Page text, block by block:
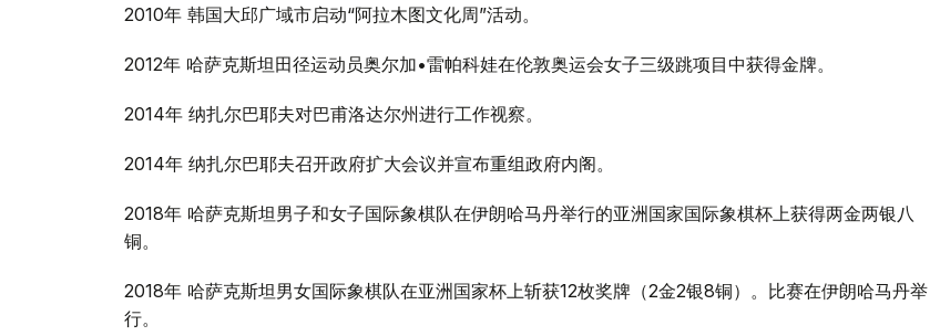
2010年 韩国大邱广域市启动“阿拉木图文化周”活动。
2012年 哈萨克斯坦田径运动员奥尔加•雷帕科娃在伦敦奥运会女子三级跳项目中获得金牌。
2014年 纳扎尔巴耶夫对巴甫洛达尔州进行工作视察。
2014年 纳扎尔巴耶夫召开政府扩大会议并宣布重组政府内阁。
2018年 哈萨克斯坦男子和女子国际象棋队在伊朗哈马丹举行的亚洲国家国际象棋杯上获得两金两银八
铜。
2018年 哈萨克斯坦男女国际象棋队在亚洲国家杯上斩获12枚奖牌（2金2银8铜）。比赛在伊朗哈马丹举
行。